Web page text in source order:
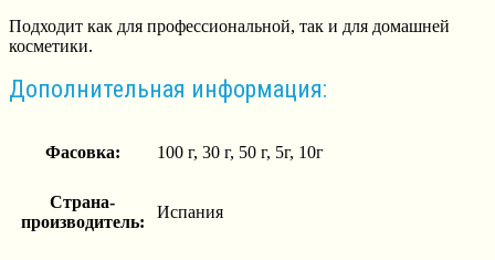
Подходит как для профессиональной, так и для домашней
косметики.
Дополнительная информация:
Фасовка: 100 г, 30 г, 50 г, 5г, 10г
Страна-
производитель:
Испания